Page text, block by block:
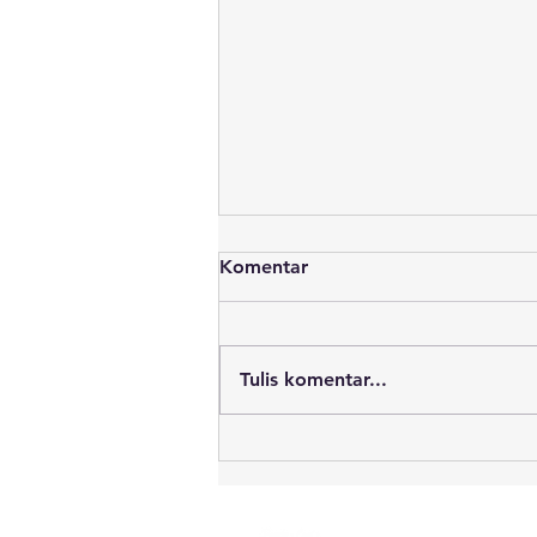
Komentar
Tulis komentar...